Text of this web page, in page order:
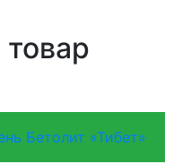
Бетолит «Тибет»